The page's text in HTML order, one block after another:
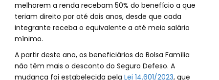
melhorem a renda recebam 50% do benefício a que
teriam direito por até dois anos, desde que cada
integrante receba o equivalente a até meio salário
mínimo.
A partir deste ano, os beneficiários do Bolsa Família
não têm mais o desconto do Seguro Defeso. A
mudança foi estabelecida pela Lei 14.601/2023, que